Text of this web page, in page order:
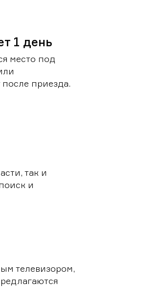
1 день
место под
приезда.
так и
и
телевизором,